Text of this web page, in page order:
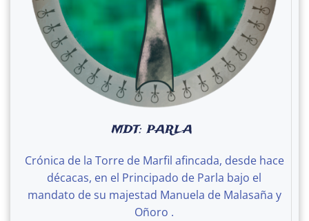
MDT: PARLA
Crónica de la Torre de Marfil afincada, desde hace
décacas, en el Principado de Parla bajo el
mandato de su majestad Manuela de Malasaña y
Oñoro .